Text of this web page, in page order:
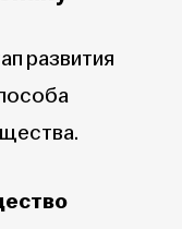
развития